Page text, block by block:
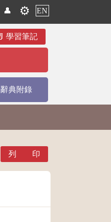
👤 ⚙️ EN
學習筆記
辭典附錄
列 印